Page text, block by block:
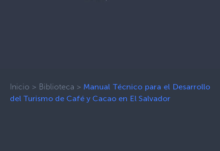
Inicio > Biblioteca > Manual Técnico para el Desarrollo
del Turismo de Café y Cacao en El Salvador